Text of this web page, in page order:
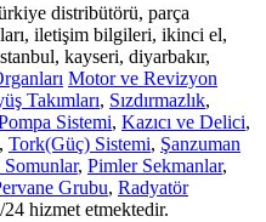
distribütörü, parça
iletişim bilgileri, ikinci el,
kayseri, diyarbakır,
Motor ve Revizyon
Takımları, Sızdırmazlık,
Sistemi, Kazıcı ve Delici,
, Tork(Güç) Sistemi, Şanzuman
, Pimler Sekmanlar,
Grubu, Radyatör
hizmet etmektedir.